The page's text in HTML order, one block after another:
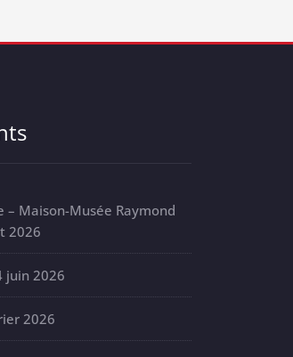
– Maison-Musée Raymond
2026
juin 2026
2026